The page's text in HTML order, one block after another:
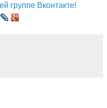
группе Вконтакте!